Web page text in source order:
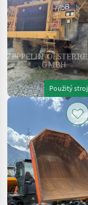
Použitý stroj